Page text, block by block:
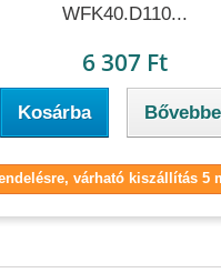
WFK40.D110...
6 307 Ft
Kosárba
várható kiszállítás 5